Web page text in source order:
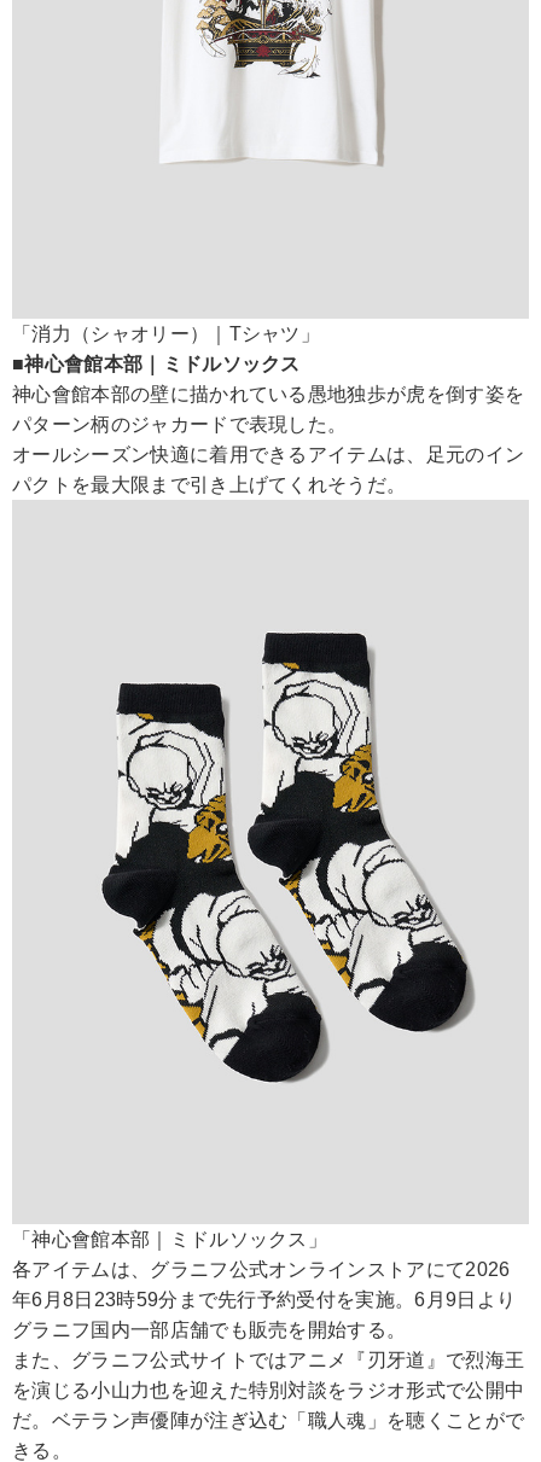
「消力（シャオリー）｜Tシャツ」
■神心會館本部｜ミドルソックス
神心會館本部の壁に描かれている愚地独歩が虎を倒す姿を
パターン柄のジャカードで表現した。
オールシーズン快適に着用できるアイテムは、足元のイン
パクトを最大限まで引き上げてくれそうだ。
「神心會館本部｜ミドルソックス」
各アイテムは、グラニフ公式オンラインストアにて2026
年6月8日23時59分まで先行予約受付を実施。6月9日より
グラニフ国内一部店舗でも販売を開始する。
また、グラニフ公式サイトではアニメ『刃牙道』で烈海王
を演じる小山力也を迎えた特別対談をラジオ形式で公開中
だ。ベテラン声優陣が注ぎ込む「職人魂」を聴くことがで
きる。